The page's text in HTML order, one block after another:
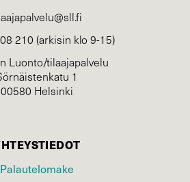
210 (arkisin klo 9-15)
Luonto/tilaajapalvelu
1
00580 Helsinki
Palautelomake